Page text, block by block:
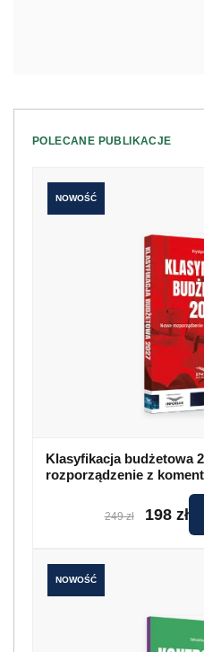
POLECANE PUBLIKACJE
NOWOŚĆ
Klasyfikacja budżetowa
rozporządzenie z
249 zł 198 zł
NOWOŚĆ